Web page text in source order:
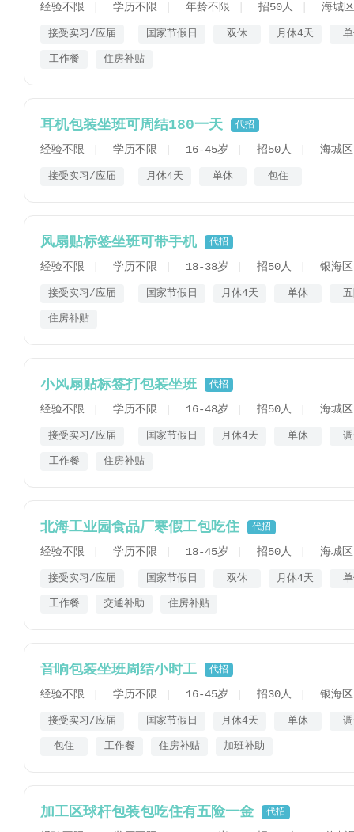
经验不限 学历不限 年龄不限 招50人 海城
接受实习/应届 国家节假日 双休 月休4天
工作餐 住房补贴
耳机包装坐班可周结180一天 代招
经验不限 学历不限 16-45岁 招50人 海城
接受实习/应届 月休4天 单休 包住
风扇贴标签坐班可带手机 代招
经验不限 学历不限 18-38岁 招50人 银海
接受实习/应届 国家节假日 月休4天 单休
住房补贴
小风扇贴标签打包装坐班 代招
经验不限 学历不限 16-48岁 招50人 海城区
接受实习/应届 国家节假日 月休4天 单休
工作餐 住房补贴
北海工业园食品厂寒假工包吃住 代招
经验不限 学历不限 18-45岁 招50人 海城
接受实习/应届 国家节假日 双休 月休4天
工作餐 交通补助 住房补贴
音响包装坐班周结小时工 代招
经验不限 学历不限 16-45岁 招30人 银海
接受实习/应届 国家节假日 月休4天 单休
包住 工作餐 住房补贴 加班补助
加工区球杆包装包吃住有五险一金 代招